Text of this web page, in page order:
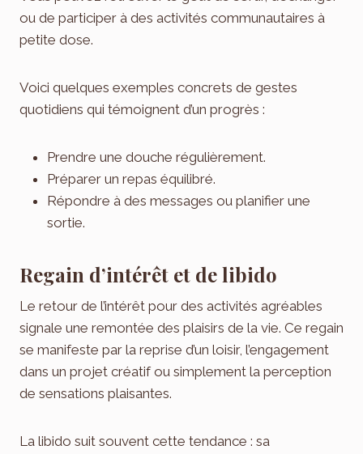
ou de participer à des activités communautaires à
petite dose.
Voici quelques exemples concrets de gestes
quotidiens qui témoignent d’un progrès :
Prendre une douche régulièrement.
Préparer un repas équilibré.
Répondre à des messages ou planifier une
sortie.
Regain d’intérêt et de libido
Le retour de l’intérêt pour des activités agréables
signale une remontée des plaisirs de la vie. Ce regain
se manifeste par la reprise d’un loisir, l’engagement
dans un projet créatif ou simplement la perception
de sensations plaisantes.
La libido suit souvent cette tendance : sa